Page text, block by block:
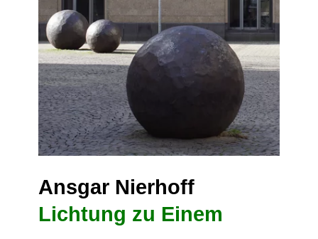
Ansgar Nierhoff
Lichtung zu Einem